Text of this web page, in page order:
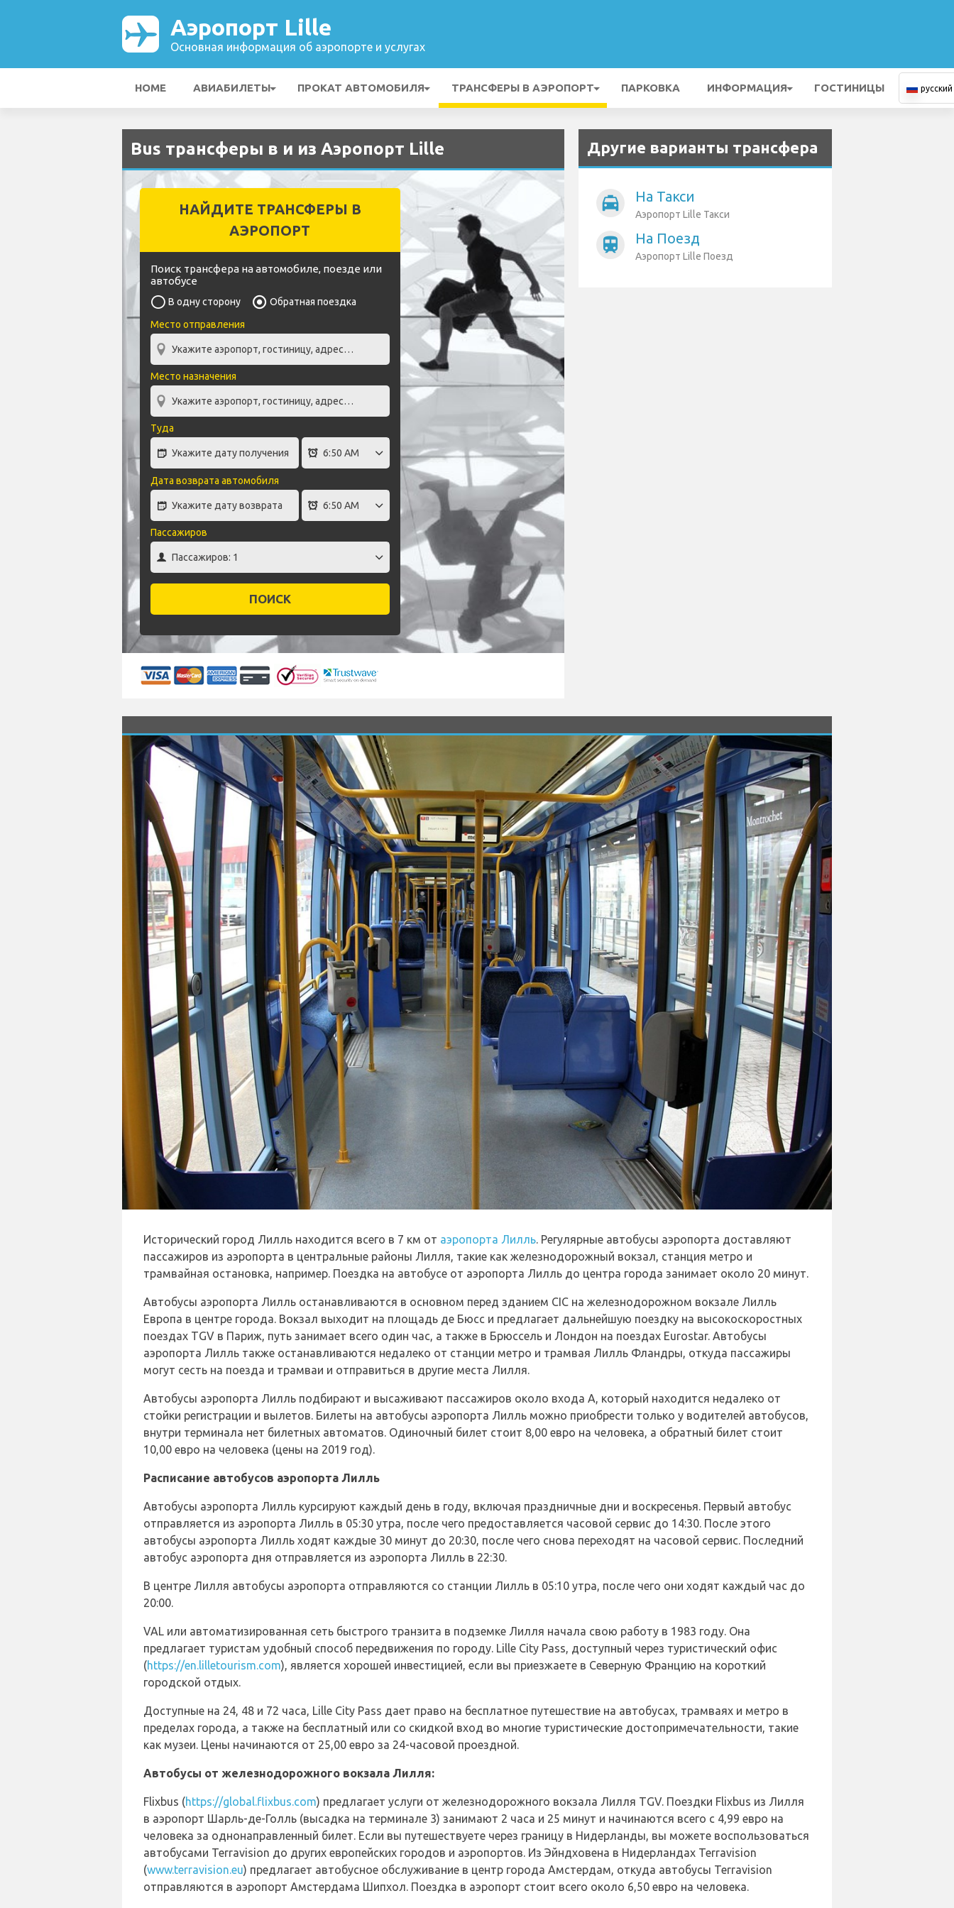
Аэропорт Lille
Основная информация об аэропорте и услугах
HOME АВИАБИЛЕТЫ ПРОКАТ АВТОМОБИЛЯ ТРАНСФЕРЫ В АЭРОПОРТ ПАРКОВКА ИНФОРМАЦИЯ ГОСТИНИЦЫ русский
Bus трансферы в и из Аэропорт Lille
НАЙДИТЕ ТРАНСФЕРЫ В
АЭРОПОРТ
Поиск трансфера на автомобиле, поезде или
автобусе
В одну сторону
Обратная поездка
Место отправления
Место назначения
Туда
Дата возврата автомобиля
Пассажиров
ПОИСК
Другие варианты трансфера
local_taxi На Такси
Аэропорт Lille Такси
train На Поезд
Аэропорт Lille Поезд
Исторический город Лилль находится всего в 7 км от аэропорта Лилль. Регулярные автобусы аэропорта доставляют
пассажиров из аэропорта в центральные районы Лилля, такие как железнодорожный вокзал, станция метро и
трамвайная остановка, например. Поездка на автобусе от аэропорта Лилль до центра города занимает около 20 минут.
Автобусы аэропорта Лилль останавливаются в основном перед зданием CIC на железнодорожном вокзале Лилль
Европа в центре города. Вокзал выходит на площадь де Бюсс и предлагает дальнейшую поездку на высокоскоростных
поездах TGV в Париж, путь занимает всего один час, а также в Брюссель и Лондон на поездах Eurostar. Автобусы
аэропорта Лилль также останавливаются недалеко от станции метро и трамвая Лилль Фландры, откуда пассажиры
могут сесть на поезда и трамваи и отправиться в другие места Лилля.
Автобусы аэропорта Лилль подбирают и высаживают пассажиров около входа А, который находится недалеко от
стойки регистрации и вылетов. Билеты на автобусы аэропорта Лилль можно приобрести только у водителей автобусов,
внутри терминала нет билетных автоматов. Одиночный билет стоит 8,00 евро на человека, а обратный билет стоит
10,00 евро на человека (цены на 2019 год).
Расписание автобусов аэропорта Лилль
Автобусы аэропорта Лилль курсируют каждый день в году, включая праздничные дни и воскресенья. Первый автобус
отправляется из аэропорта Лилль в 05:30 утра, после чего предоставляется часовой сервис до 14:30. После этого
автобусы аэропорта Лилль ходят каждые 30 минут до 20:30, после чего снова переходят на часовой сервис. Последний
автобус аэропорта дня отправляется из аэропорта Лилль в 22:30.
В центре Лилля автобусы аэропорта отправляются со станции Лилль в 05:10 утра, после чего они ходят каждый час до
20:00.
VAL или автоматизированная сеть быстрого транзита в подземке Лилля начала свою работу в 1983 году. Она
предлагает туристам удобный способ передвижения по городу. Lille City Pass, доступный через туристический офис
(https://en.lilletourism.com), является хорошей инвестицией, если вы приезжаете в Северную Францию на короткий
городской отдых.
Доступные на 24, 48 и 72 часа, Lille City Pass дает право на бесплатное путешествие на автобусах, трамваях и метро в
пределах города, а также на бесплатный или со скидкой вход во многие туристические достопримечательности, такие
как музеи. Цены начинаются от 25,00 евро за 24-часовой проездной.
Автобусы от железнодорожного вокзала Лилля:
Flixbus (https://global.flixbus.com) предлагает услуги от железнодорожного вокзала Лилля TGV. Поездки Flixbus из Лилля
в аэропорт Шарль-де-Голль (высадка на терминале 3) занимают 2 часа и 25 минут и начинаются всего с 4,99 евро на
человека за однонаправленный билет. Если вы путешествуете через границу в Нидерланды, вы можете воспользоваться
автобусами Terravision до других европейских городов и аэропортов. Из Эйндховена в Нидерландах Terravision
(www.terravision.eu) предлагает автобусное обслуживание в центр города Амстердам, откуда автобусы Terravision
отправляются в аэропорт Амстердама Шипхол. Поездка в аэропорт стоит всего около 6,50 евро на человека.